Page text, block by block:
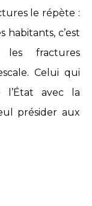
le répète :
habitants, c’est
fractures
Celui qui
l’État avec la
présider aux